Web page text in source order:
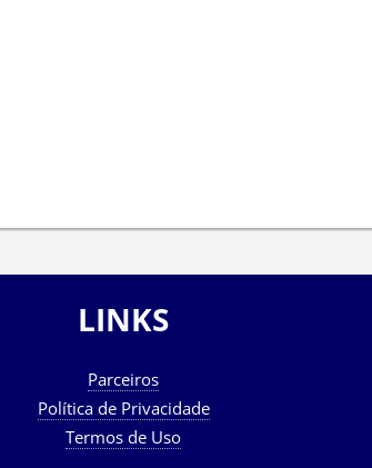
LINKS
Parceiros
Política de Privacidade
Termos de Uso